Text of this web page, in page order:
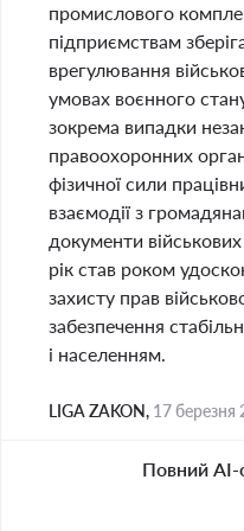
промислового
підприємствам
врегулювання
умовах воєнного
зокрема випадки
правоохоронних
фізичної сили
взаємодії з
документи
рік став роком
захисту прав
забезпечення
і населенням.
LIGA ZAKON, 17 березня
Повний AI-